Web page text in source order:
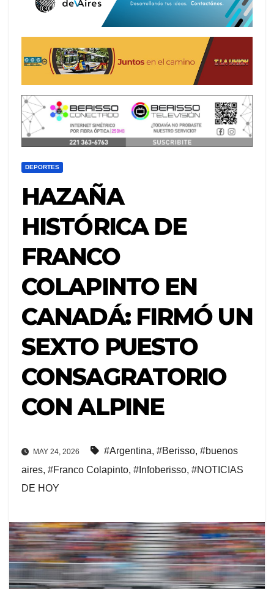
DEPORTES
HAZAÑA
HISTÓRICA DE
FRANCO
COLAPINTO EN
CANADÁ: FIRMÓ UN
SEXTO PUESTO
CONSAGRATORIO
CON ALPINE
MAY 24, 2026 #Argentina, #Berisso, #buenos
aires, #Franco Colapinto, #Infoberisso, #NOTICIAS
DE HOY